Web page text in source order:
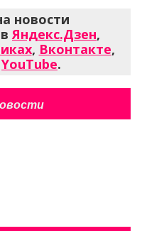
новости
вЯндекс.Дзен,
, Вконтакте,
YouTube.